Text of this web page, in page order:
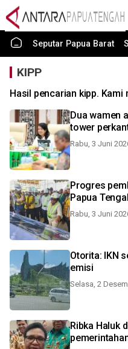
Seputar Papua Barat
KIPP
Hasil pencarian kipp. Kami
Dua wamen
tower
Rabu, 3 Juni
Progres
Papua
Rabu, 3 Juni
Otorita: IKN
emisi
Selasa, 2
Ribka Haluk